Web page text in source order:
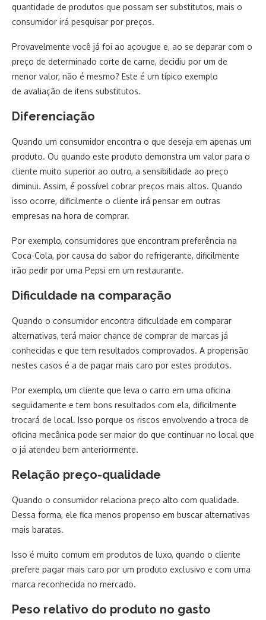
quantidade de produtos que possam ser substitutos, mais o
consumidor irá pesquisar por preços.
Provavelmente você já foi ao açougue e, ao se deparar com o
preço de determinado corte de carne, decidiu por um de
menor valor, não é mesmo? Este é um típico exemplo
de avaliação de itens substitutos.
Diferenciação
Quando um consumidor encontra o que deseja em apenas um
produto. Ou quando este produto demonstra um valor para o
cliente muito superior ao outro, a sensibilidade ao preço
diminui. Assim, é possível cobrar preços mais altos. Quando
isso ocorre, dificilmente o cliente irá pensar em outras
empresas na hora de comprar.
Por exemplo, consumidores que encontram preferência na
Coca-Cola, por causa do sabor do refrigerante, dificilmente
irão pedir por uma Pepsi em um restaurante.
Dificuldade na comparação
Quando o consumidor encontra dificuldade em comparar
alternativas, terá maior chance de comprar de marcas já
conhecidas e que tem resultados comprovados. A propensão
nestes casos é a de pagar mais caro por estes produtos.
Por exemplo, um cliente que leva o carro em uma oficina
seguidamente e tem bons resultados com ela, dificilmente
trocará de local. Isso porque os riscos envolvendo a troca de
oficina mecânica pode ser maior do que continuar no local que
o já atendeu bem anteriormente.
Relação preço-qualidade
Quando o consumidor relaciona preço alto com qualidade.
Dessa forma, ele fica menos propenso em buscar alternativas
mais baratas.
Isso é muito comum em produtos de luxo, quando o cliente
prefere pagar mais caro por um produto exclusivo e com uma
marca reconhecida no mercado.
Peso relativo do produto no gasto